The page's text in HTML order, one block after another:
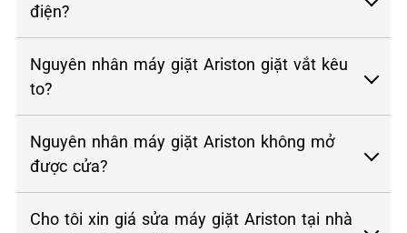
điện?
Nguyên nhân máy giặt Ariston giặt vắt kêu
to?
Nguyên nhân máy giặt Ariston không mở
được cửa?
Cho tôi xin giá sửa máy giặt Ariston tại nhà